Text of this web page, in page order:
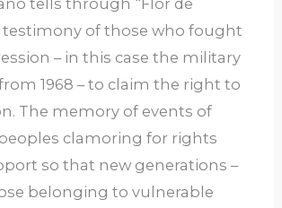
testimony of those who fought
– in this case the military
1968 – ​​to claim the right to
The memory of events of
clamoring for rights
so that new generations –
belonging to vulnerable